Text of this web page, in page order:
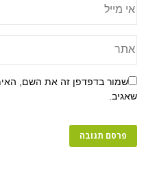
זה את השם, האימייל והאתר